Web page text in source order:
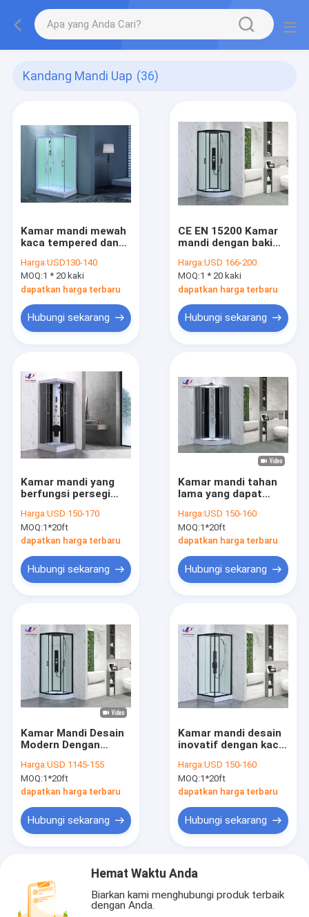
Kandang Mandi Uap (36)
Kamar mandi mewah
kaca tempered dan
putih untuk kinerja
tinggi
Harga:USD130-140
MOQ:1 * 20 kaki
dapatkan harga terbaru
Hubungi sekarang
CE EN 15200 Kamar
mandi dengan baki
dengan tangan
Harga:USD 166-200
MOQ:1 * 20 kaki
dapatkan harga terbaru
Hubungi sekarang
Kamar mandi yang
berfungsi persegi
tempered dan bingkai
aluminium untuk
mewah
Harga:USD 150-170
MOQ:1*20ft
dapatkan harga terbaru
Hubungi sekarang
Kamar mandi tahan
lama yang dapat
bingkai aluminium
dan kaca tempered
4/5mm
Harga:USD 150-160
MOQ:1*20ft
dapatkan harga terbaru
Hubungi sekarang
Kamar Mandi Desain
Modern Dengan
Dan 4/5mm Kaca
Tempered Dengan
Atap Kaca
Harga:USD 1145-155
MOQ:1*20ft
dapatkan harga terbaru
Hubungi sekarang
Kamar mandi desain
inovatif dengan kaca
bingkai hitam matt
Harga:USD 150-160
MOQ:1*20ft
dapatkan harga terbaru
Hubungi sekarang
Hemat Waktu Anda
Biarkan kami menghubungi produk terbaik
dengan Anda.